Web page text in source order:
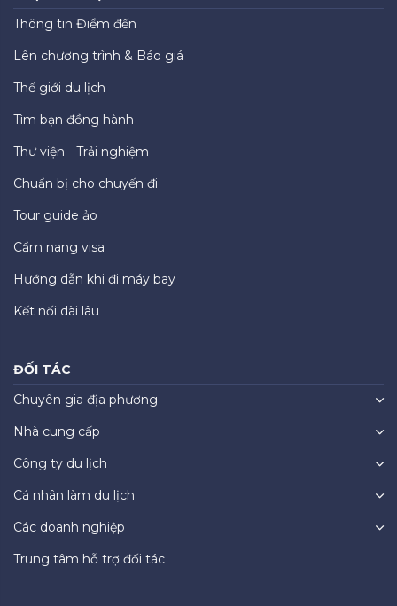
Thông tin Điểm đến
Lên chương trình & Báo giá
Thế giới du lịch
Tìm bạn đồng hành
Thư viện - Trải nghiệm
Chuẩn bị cho chuyến đi
Tour guide ảo
Cẩm nang visa
Hướng dẫn khi đi máy bay
Kết nối dài lâu
ĐỐI TÁC
Chuyên gia địa phương
Nhà cung cấp
Công ty du lịch
Cá nhân làm du lịch
Các doanh nghiệp
Trung tâm hỗ trợ đối tác